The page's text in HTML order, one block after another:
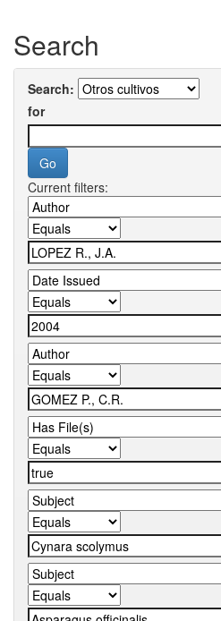
Search
Search:
for
Current filters: